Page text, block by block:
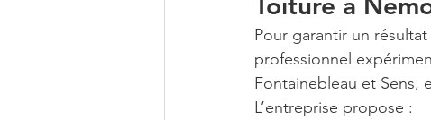
Pour garantir un
professionnel
Fontainebleau et Sens,
L’entreprise propose :